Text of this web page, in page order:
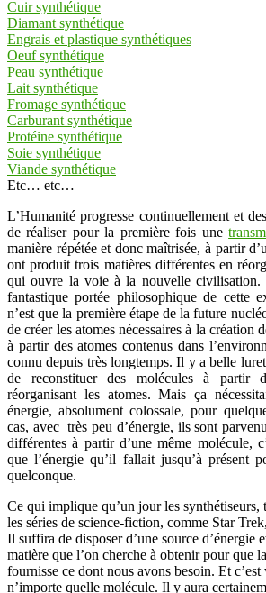
Cuir synthétique
Diamant synthétique
Engrais et plastique synthétiques
Oeuf synthétique
Peau synthétique
Lait synthétique
Fromage synthétique
Carburant synthétique
Protéine synthétique
Soie synthétique
Viande synthétique
Etc… etc…
L’Humanité progresse continuellement et
de réaliser pour la première fois une
manière répétée et donc maîtrisée, à partir
ont produit trois matières différentes en
qui ouvre la voie à la nouvelle
fantastique portée philosophique de cette
n’est que la première étape de la future
de créer les atomes nécessaires à la création
à partir des atomes contenus dans
connu depuis très longtemps. Il y a belle
de reconstituer des molécules à partir
réorganisant les atomes. Mais ça
énergie, absolument colossale, pour
cas, avec très peu d’énergie, ils sont
différentes à partir d’une même molécule,
que l’énergie qu’il fallait jusqu’à présent
quelconque.
Ce qui implique qu’un jour les synthétiseurs,
les séries de science-fiction, comme Star
Il suffira de disposer d’une source d’énergie
matière que l’on cherche à obtenir pour que
fournisse ce dont nous avons besoin. Et
n’importe quelle molécule. Il y aura